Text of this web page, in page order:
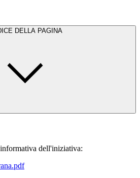
INDICE DELLA PAGINA
dell'iniziativa: